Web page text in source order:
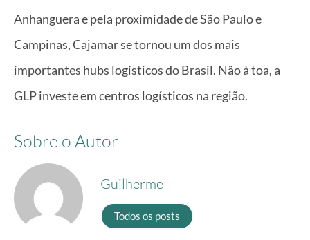
Anhanguera e pela proximidade de São Paulo e
Campinas, Cajamar se tornou um dos mais
importantes hubs logísticos do Brasil. Não à toa, a
GLP investe em centros logísticos na região.
Sobre o Autor
Guilherme
Todos os posts